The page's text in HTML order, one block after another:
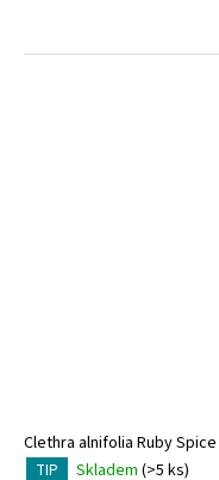
Clethra alnifolia Ruby Spice
TIP Skladem (>5 ks)